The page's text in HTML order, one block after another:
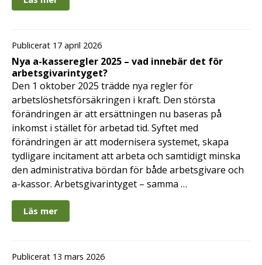
Publicerat 17 april 2026
Nya a-kasseregler 2025 – vad innebär det för
arbetsgivarintyget?
Den 1 oktober 2025 trädde nya regler för
arbetslöshetsförsäkringen i kraft. Den största
förändringen är att ersättningen nu baseras på
inkomst i stället för arbetad tid. Syftet med
förändringen är att modernisera systemet, skapa
tydligare incitament att arbeta och samtidigt minska
den administrativa bördan för både arbetsgivare och
a-kassor. Arbetsgivarintyget – samma …
Läs mer
Publicerat 13 mars 2026